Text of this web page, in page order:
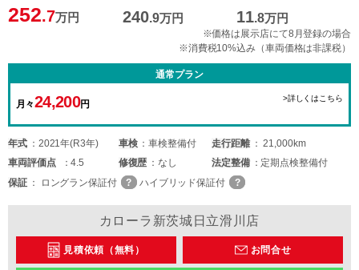
252.7万円 240.9万円 11.8万円
※価格は展示店にて8月登録の場合
※消費税10%込み（車両価格は非課税）
通常プラン
月々24,200円
>詳しくはこちら
年式 2021年(R3年) 車検 車検整備付 走行距離
21,000km
車両評価点 4.5 修復歴 なし 法定整備
定期点検整備付
保証
ロングラン保証付 ハイブリッド保証付
カローラ新茨城日立滑川店
見積依頼（無料） お問合せ